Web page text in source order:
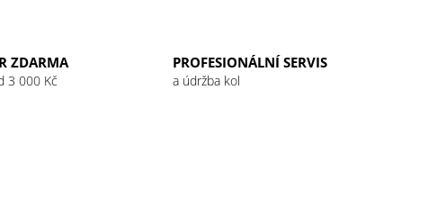
ZDARMA
3 000 Kč
PROFESIONÁLNÍ SERVIS
a údržba kol